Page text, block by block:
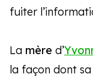
fuiter
La mère d’
la façon dont